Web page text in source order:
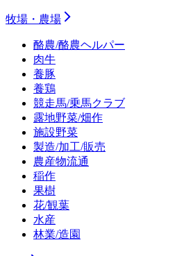
牧場・農場
酪農/酪農ヘルパー
肉牛
養豚
養鶏
競走馬/乗馬クラブ
露地野菜/畑作
施設野菜
製造/加工/販売
農産物流通
稲作
果樹
花/観葉
水産
林業/造園